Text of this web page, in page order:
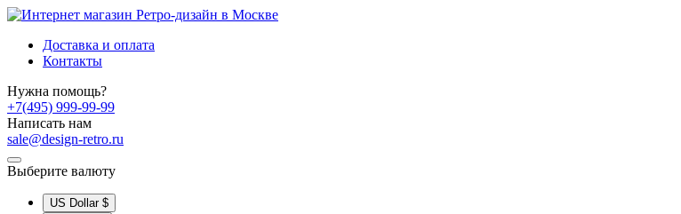
Доставка и оплата
Контакты
Нужна помощь?
+7(495) 999-99-99
Написать нам
sale@design-retro.ru
Выберите валюту
US Dollar $